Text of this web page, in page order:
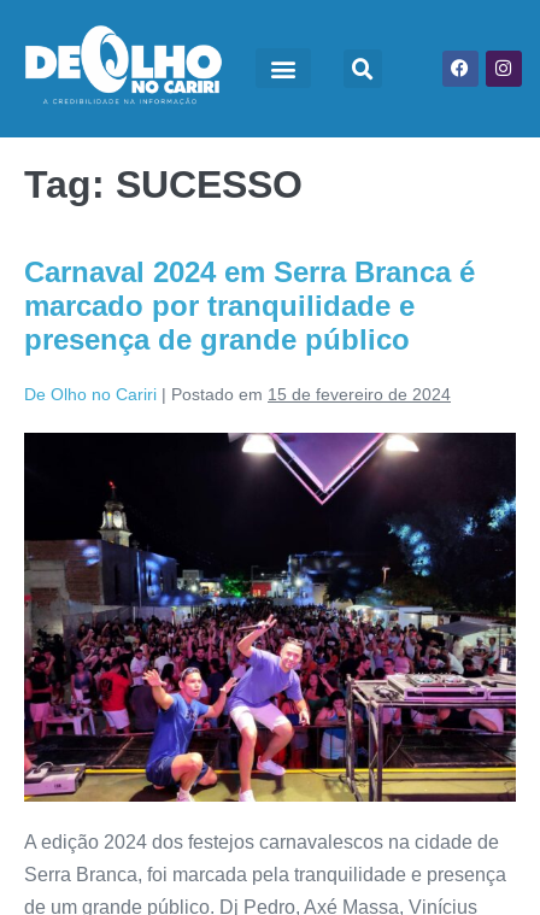
Tag: SUCESSO
Carnaval 2024 em Serra Branca é
marcado por tranquilidade e
presença de grande público
De Olho no Cariri | Postado em 15 de fevereiro de 2024
A edição 2024 dos festejos carnavalescos na cidade de
Serra Branca, foi marcada pela tranquilidade e presença
de um grande público. Dj Pedro, Axé Massa, Vinícius